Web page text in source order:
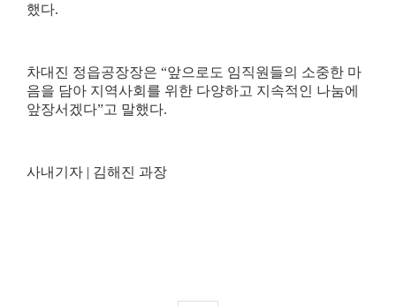
했다.
차대진 정읍공장장은 “앞으로도 임직원들의 소중한 마
음을 담아 지역사회를 위한 다양하고 지속적인 나눔에
앞장서겠다”고 말했다.
사내기자 | 김해진 과장